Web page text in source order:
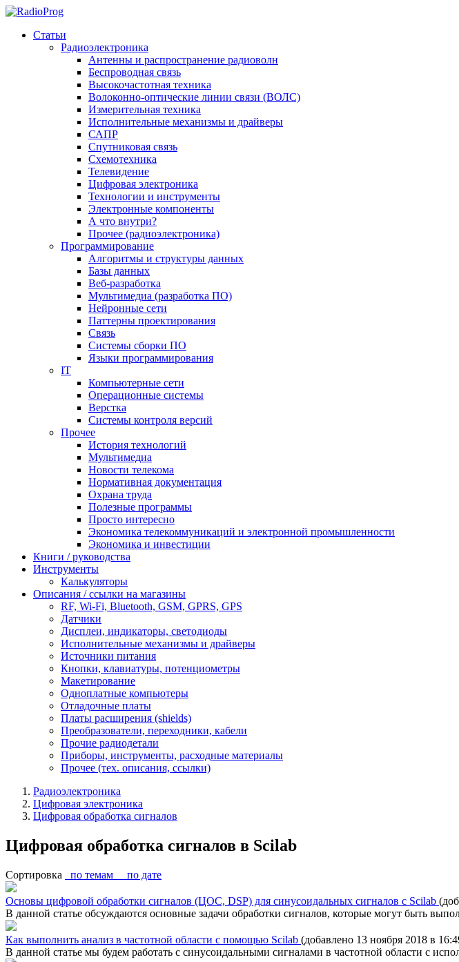
Статьи
Радиоэлектроника
Антенны и распространение радиоволн
Беспроводная связь
Высокочастотная техника
Волоконно-оптические линии связи (ВОЛС)
Измерительная техника
Исполнительные механизмы и драйверы
САПР
Спутниковая связь
Схемотехника
Телевидение
Цифровая электроника
Технологии и инструменты
Электронные компоненты
А что внутри?
Прочее (радиоэлектроника)
Программирование
Алгоритмы и структуры данных
Базы данных
Веб-разработка
Мультимедиа (разработка ПО)
Нейронные сети
Паттерны проектирования
Связь
Системы сборки ПО
Языки программирования
IT
Компьютерные сети
Операционные системы
Верстка
Системы контроля версий
Прочее
История технологий
Мультимедиа
Новости телекома
Нормативная документация
Охрана труда
Полезные программы
Просто интересно
Экономика телекоммуникаций и электронной промышленности
Экономика и инвестиции
Книги / руководства
Инструменты
Калькуляторы
Описания / ссылки на магазины
RF, Wi-Fi, Bluetooth, GSM, GPRS, GPS
Датчики
Дисплеи, индикаторы, светодиоды
Исполнительные механизмы и драйверы
Источники питания
Кнопки, клавиатуры, потенциометры
Макетирование
Одноплатные компьютеры
Отладочные платы
Платы расширения (shields)
Преобразователи, переходники, кабели
Прочие радиодетали
Приборы, инструменты, расходные материалы
Прочее (тех. описания, ссылки)
Радиоэлектроника
Цифровая электроника
Цифровая обработка сигналов
Цифровая обработка сигналов в Scilab
Сортировка по темам по дате
Основы цифровой обработки сигналов (ЦОС, DSP) для синусоидальных сигналов с Scilab
В данной статье обсуждаются основные задачи обработки сигналов, которые могут быть
Как выполнить анализ в частотной области с помощью Scilab (добавлено 13 ноября 2018 в
В данной статье мы будем работать с синусоидальными сигналами в частотной области с